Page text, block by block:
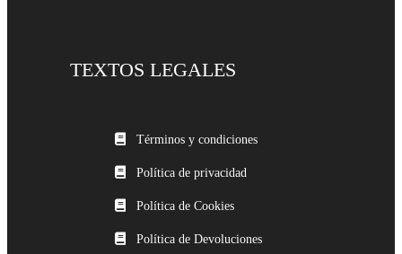
TEXTOS LEGALES
Términos y condiciones
Política de privacidad
Política de Cookies
Política de Devoluciones